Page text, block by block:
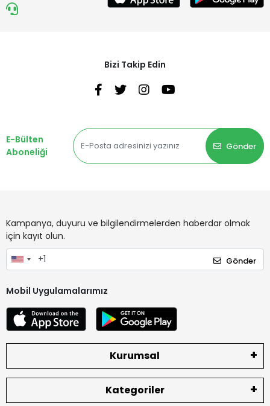
Bizi Takip Edin
E-Bülten
Aboneliği
Gönder
Kampanya, duyuru ve bilgilendirmelerden haberdar olmak
için kayıt olun.
Gönder
Mobil Uygulamalarımız
Kurumsal
Kategoriler